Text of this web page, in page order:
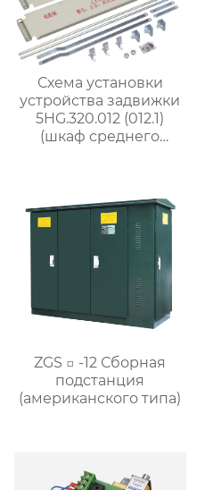
Схема установки
устройства задвижки
5HG.320.012 (012.1)
(шкаф среднего
ZGS □ -12 Сборная
подстанция
(американского типа)